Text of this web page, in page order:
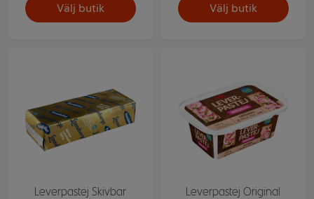
Välj butik Välj butik
Leverpastej Skivbar
Leverpastej Original